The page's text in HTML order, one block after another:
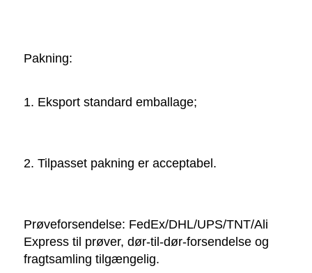
Pakning:
1. Eksport standard emballage;
2. Tilpasset pakning er acceptabel.
Prøveforsendelse: FedEx/DHL/UPS/TNT/Ali
Express til prøver, dør-til-dør-forsendelse og
fragtsamling tilgængelig.